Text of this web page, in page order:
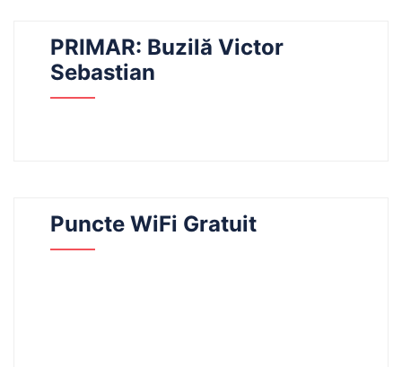
PRIMAR: Buzilă Victor
Sebastian
Puncte WiFi Gratuit